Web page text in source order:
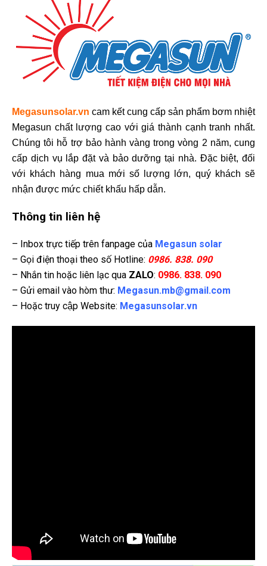
Megasunsolar.vn cam kết cung cấp sản phẩm bơm nhiệt
Megasun chất lượng cao với giá thành cạnh tranh nhất.
Chúng tôi hỗ trợ bảo hành vàng trong vòng 2 năm, cung
cấp dịch vụ lắp đặt và bảo dưỡng tại nhà. Đặc biệt, đối
với khách hàng mua mới số lượng lớn, quý khách sẽ
nhận được mức chiết khấu hấp dẫn.
Thông tin liên hệ
– Inbox trực tiếp trên fanpage của Megasun solar
– Gọi điện thoại theo số Hotline: 0986. 838. 090
– Nhắn tin hoặc liên lạc qua ZALO: 0986. 838. 090
– Gửi email vào hòm thư: Megasun.mb@gmail.com
– Hoặc truy cập Website: Megasunsolar.vn